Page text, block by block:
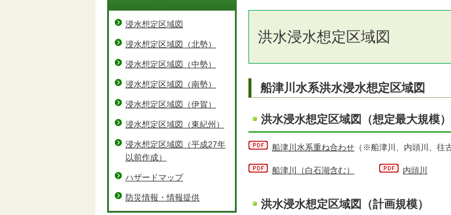
洪水浸水想定区域図
船津川水系洪水浸水想定区域図
洪水浸水想定区域図（想定最大規模）
船津川水系重ね合わせ （※船津川、内頭川、往
船津川（白石湖含む） 内頭川
洪水浸水想定区域図（計画規模）
浸水想定区域図
浸水想定区域図（北勢）
浸水想定区域図（中勢）
浸水想定区域図（南勢）
浸水想定区域図（伊賀）
浸水想定区域図（東紀州）
浸水想定区域図（平成27年
以前作成）
ハザードマップ
防災情報・情報提供